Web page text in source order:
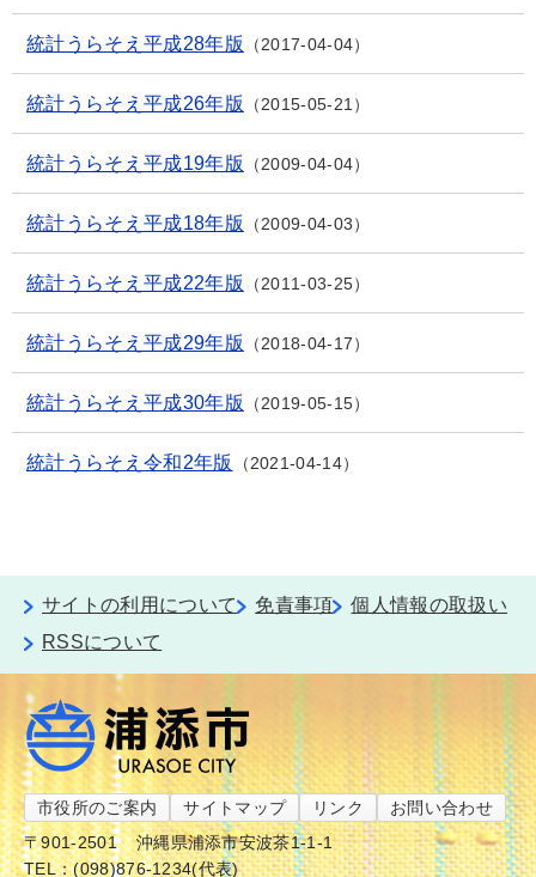
統計うらそえ平成28年版 2017-04-04
統計うらそえ平成26年版 2015-05-21
統計うらそえ平成19年版 2009-04-04
統計うらそえ平成18年版 2009-04-03
統計うらそえ平成22年版 2011-03-25
統計うらそえ平成29年版 2018-04-17
統計うらそえ平成30年版 2019-05-15
統計うらそえ令和2年版 2021-04-14
サイトの利用について 免責事項
個人情報の取扱い
RSSについて
市役所のご案内 サイトマップ リンク
お問い合わせ
〒901-2501
沖縄県浦添市安波茶1-1-1
TEL：(098)876-1234(代表)